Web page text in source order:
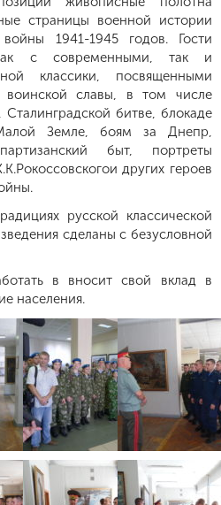
страницы военной истории
1941-1945 годов. Гости
как с современными, так и
классики, посвященными
воинской славы, в том числе
битве, блокаде
Земле, боям за Днепр,
быт, портреты
других героев
русской классической
сделаны с безусловной
в вносит свой вклад в
населения.